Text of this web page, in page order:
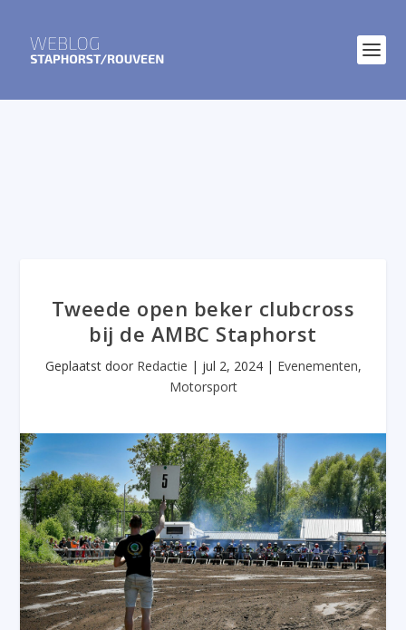
Tweede open beker clubcross
bij de AMBC Staphorst
Geplaatst door Redactie | jul 2, 2024| Evenementen,
Motorsport